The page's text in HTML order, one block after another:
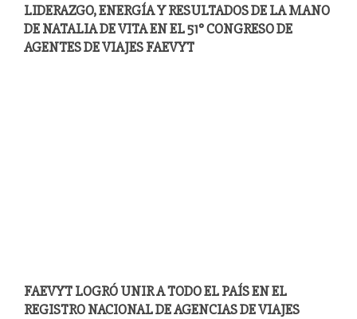
LIDERAZGO, ENERGÍA Y RESULTADOS DE LA MANO
DE NATALIA DE VITA EN EL 51° CONGRESO DE
AGENTES DE VIAJES FAEVYT
FAEVYT LOGRÓ UNIR A TODO EL PAÍS EN EL
REGISTRO NACIONAL DE AGENCIAS DE VIAJES